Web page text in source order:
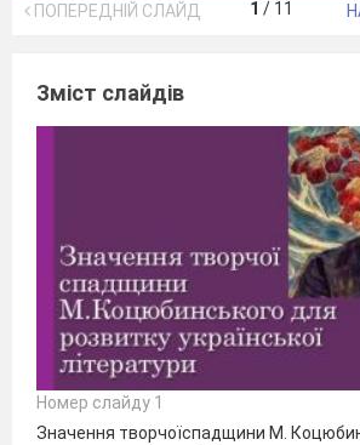
ПОПЕРЕДНІЙ СЛАЙД 1 / 11
Зміст слайдів
Номер слайду 1
Значення творчоїспадщини М.